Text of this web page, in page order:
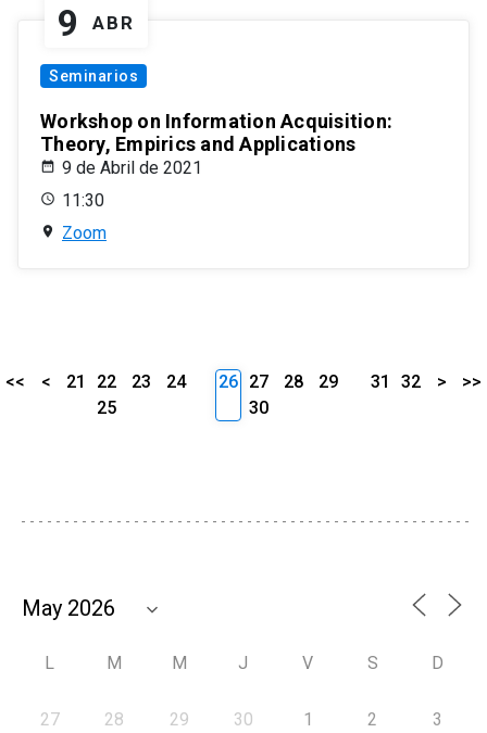
9 ABR
Seminarios
Workshop on Information Acquisition:
Theory, Empirics and Applications
9 de Abril de 2021
11:30
Zoom
<< < 21 22 23
24
25
26 27 28
29
30
31 32 > >>
L M M J V S D
27 28 29 30 1 2 3